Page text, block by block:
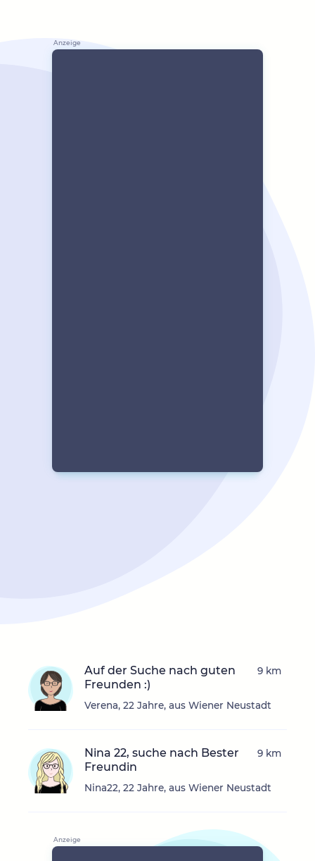
Auf der Suche nach guten
Freunden :)
Verena, 22 Jahre, aus Wiener Neustadt
9 km
Nina 22, suche nach Bester
Freundin
Nina22, 22 Jahre, aus Wiener Neustadt
9 km